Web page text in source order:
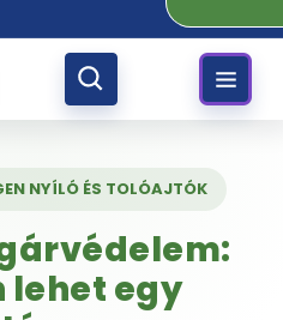
NYÍLÓ ÉS TOLÓAJTÓK
lehet egy